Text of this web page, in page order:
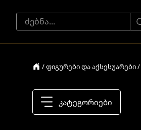
/ ფიგურები და აქსესუარები /
კატეგორიები